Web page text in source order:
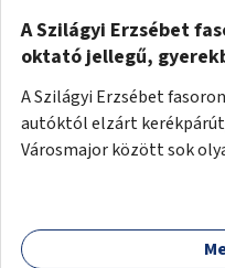
A Szilágyi Erzsébet
oktató jellegű,
A Szilágyi Erzsébet
autóktól elzárt kerékpárút,
Városmajor között sok
ötletem az, hogy ezt a
bemutató kerékpárúttá